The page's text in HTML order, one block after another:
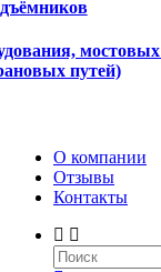
путей)
О компании
Отзывы
Контакты